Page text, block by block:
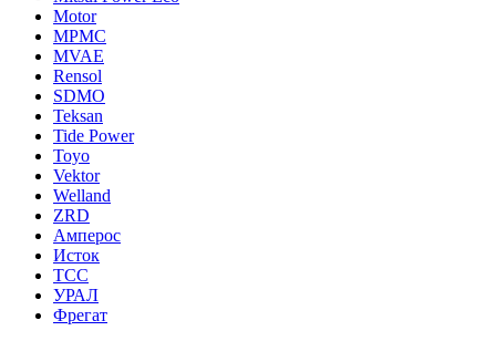
Motor
MPMC
MVAE
Rensol
SDMO
Teksan
Tide Power
Toyo
Vektor
Welland
ZRD
Амперос
Исток
ТСС
УРАЛ
Фрегат